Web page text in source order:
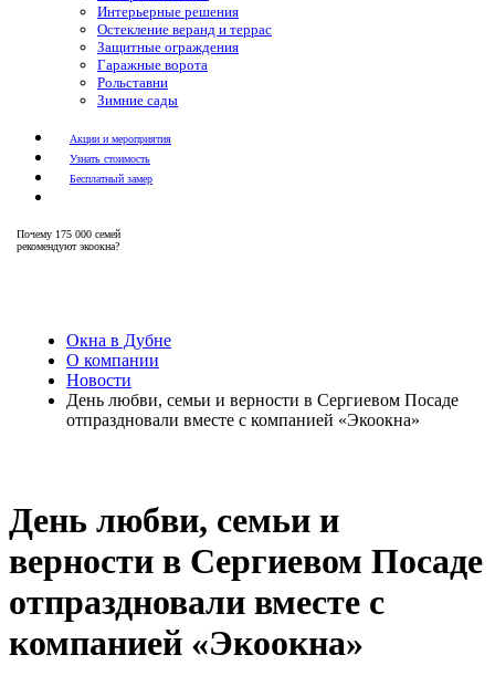
Интерьерные решения
Остекление веранд и террас
Защитные ограждения
Гаражные ворота
Рольставни
Зимние сады
Акции и мероприятия
Узнать стоимость
Бесплатный замер
Почему 175 000 семей
рекомендуют экоокна?
Окна в Дубне
О компании
Новости
День любви, семьи и верности в Сергиевом Посаде
отпраздновали вместе с компанией «Экоокна»
День любви, семьи и
верности в Сергиевом Посаде
отпраздновали вместе с
компанией «Экоокна»